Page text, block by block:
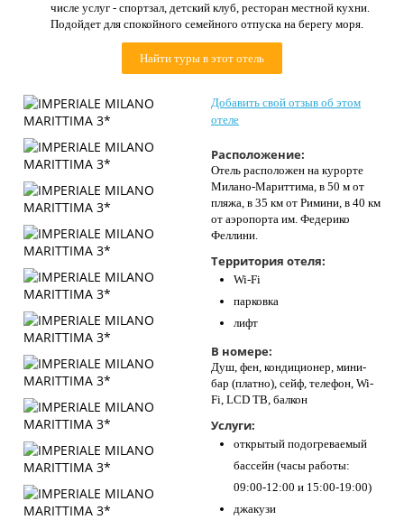
О нас
числе услуг - спортзал, детский клуб, ресторан местной кухни.
Подойдет для спокойного семейного отпуска на берегу моря.
Найти туры в этот отель
Добавить свой отзыв об этом
отеле
Расположение:
Отель расположен на курорте
Милано-Мариттима, в 50 м от
пляжа, в 35 км от Римини, в 40 км
от аэропорта им. Федерико
Феллини.
Территория отеля:
Wi-Fi
парковка
лифт
В номере:
Душ, фен, кондиционер, мини-
бар (платно), сейф, телефон, Wi-
Fi, LCD ТВ, балкон
Услуги:
открытый подогреваемый
бассейн (часы работы:
09:00-12:00 и 15:00-19:00)
джакузи